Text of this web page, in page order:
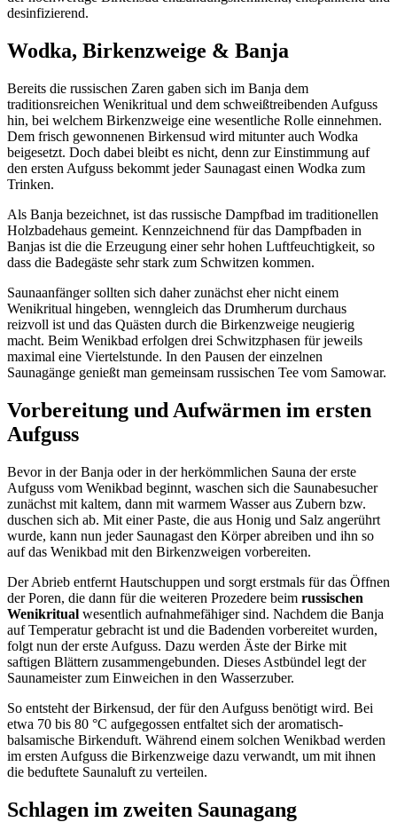
desinfizierend.
Wodka, Birkenzweige & Banja
Bereits die russischen Zaren gaben sich im Banja dem
traditionsreichen Wenikritual und dem schweißtreibenden Aufguss
hin, bei welchem Birkenzweige eine wesentliche Rolle einnehmen.
Dem frisch gewonnenen Birkensud wird mitunter auch Wodka
beigesetzt. Doch dabei bleibt es nicht, denn zur Einstimmung auf
den ersten Aufguss bekommt jeder Saunagast einen Wodka zum
Trinken.
Als Banja bezeichnet, ist das russische Dampfbad im traditionellen
Holzbadehaus gemeint. Kennzeichnend für das Dampfbaden in
Banjas ist die die Erzeugung einer sehr hohen Luftfeuchtigkeit, so
dass die Badegäste sehr stark zum Schwitzen kommen.
Saunaanfänger sollten sich daher zunächst eher nicht einem
Wenikritual hingeben, wenngleich das Drumherum durchaus
reizvoll ist und das Quästen durch die Birkenzweige neugierig
macht. Beim Wenikbad erfolgen drei Schwitzphasen für jeweils
maximal eine Viertelstunde. In den Pausen der einzelnen
Saunagänge genießt man gemeinsam russischen Tee vom Samowar.
Vorbereitung und Aufwärmen im ersten
Aufguss
Bevor in der Banja oder in der herkömmlichen Sauna der erste
Aufguss vom Wenikbad beginnt, waschen sich die Saunabesucher
zunächst mit kaltem, dann mit warmem Wasser aus Zubern bzw.
duschen sich ab. Mit einer Paste, die aus Honig und Salz angerührt
wurde, kann nun jeder Saunagast den Körper abreiben und ihn so
auf das Wenikbad mit den Birkenzweigen vorbereiten.
Der Abrieb entfernt Hautschuppen und sorgt erstmals für das Öffnen
der Poren, die dann für die weiteren Prozedere beim russischen
Wenikritual wesentlich aufnahmefähiger sind. Nachdem die Banja
auf Temperatur gebracht ist und die Badenden vorbereitet wurden,
folgt nun der erste Aufguss. Dazu werden Äste der Birke mit
saftigen Blättern zusammengebunden. Dieses Astbündel legt der
Saunameister zum Einweichen in den Wasserzuber.
So entsteht der Birkensud, der für den Aufguss benötigt wird. Bei
etwa 70 bis 80 °C aufgegossen entfaltet sich der aromatisch-
balsamische Birkenduft. Während einem solchen Wenikbad werden
im ersten Aufguss die Birkenzweige dazu verwandt, um mit ihnen
die beduftete Saunaluft zu verteilen.
Schlagen im zweiten Saunagang